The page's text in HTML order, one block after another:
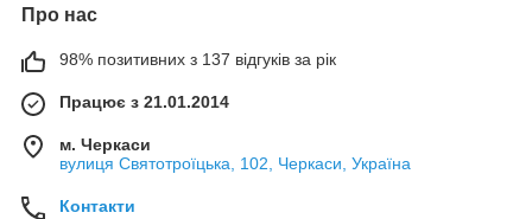
Про нас
98% позитивних з 137 відгуків за рік
Працює з 21.01.2014
м. Черкаси
вулиця Святотроїцька, 102, Черкаси, Україна
Контакти